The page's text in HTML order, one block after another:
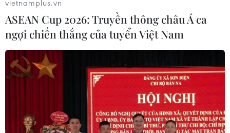
vietnamplus.vn
ASEAN Cup 2026: Truyền thông châu Á ca
ngợi chiến thắng của tuyển Việt Nam